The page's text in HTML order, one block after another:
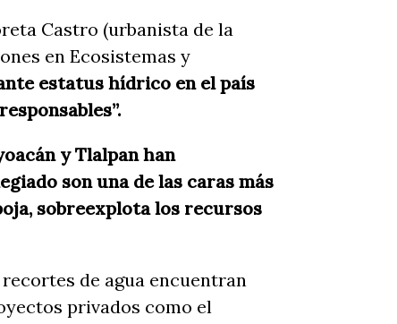
Castro (urbanista de la
en Ecosistemas y
estatus hídrico en el país
y Tlalpan han
son una de las caras más
sobreexplota los recursos
de agua encuentran
privados como el